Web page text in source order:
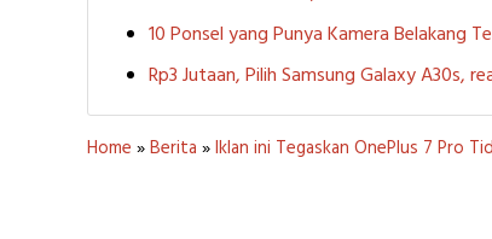
10 Ponsel yang Punya Kamera Belakang
Rp3 Jutaan, Pilih Samsung Galaxy A30s,
Home »Berita »Iklan ini Tegaskan OnePlus 7 Pro